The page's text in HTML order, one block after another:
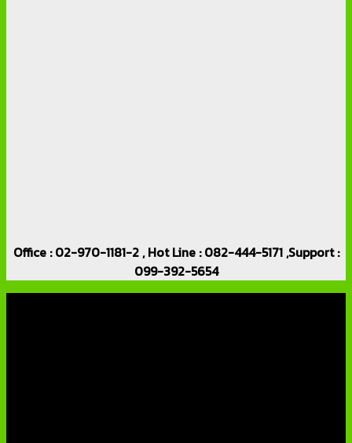
Office : 02-970-1181-2 , Hot Line : 082-444-5171 ,Support :
099-392-5654